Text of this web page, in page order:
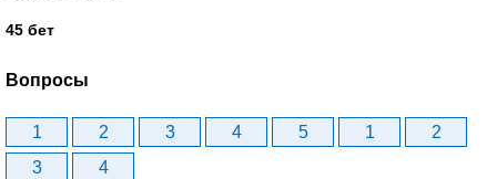
45 бет
Вопросы
1 2 3 4 5 1
2
3
4